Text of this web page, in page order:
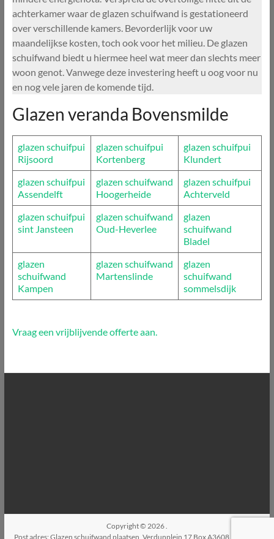
achterkamer waar de glazen schuifwand is gestationeerd
over verschillende kamers. Bevorderlijk voor uw
maandelijkse kosten, toch ook voor het milieu. De glazen
schuifwand biedt u hiermee heel wat meer dan slechts meer
woon genot. Vanwege deze investering heeft u oog voor nu
en nog vele jaren de komende tijd.
Glazen veranda Bovensmilde
glazen schuifpui
Rijsoord
glazen schuifpui
Kortenberg
glazen schuifpui
Klundert
glazen schuifpui
Assendelft
glazen schuifwand
Hoogerheide
glazen schuifpui
Achterveld
glazen schuifpui
sint Jansteen
glazen schuifwand
Oud-Heverlee
glazen
schuifwand
Bladel
glazen
schuifwand
Kampen
glazen schuifwand
Martenslinde
glazen
schuifwand
sommelsdijk
Vraag een vrijblijvende offerte aan.
Copyright © 2026
Post adres: Glazen schuifwand plaatsen, Verdunplein 17 Box A3608, 5627SZ,